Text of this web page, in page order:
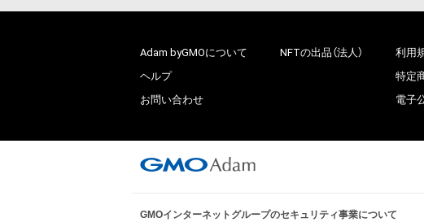
Adam byGMOについて
ヘルプ
お問い合わせ
NFTの出品（法人）
利用
特定
電子
GMOインターネットグループのセキュリティ事業について